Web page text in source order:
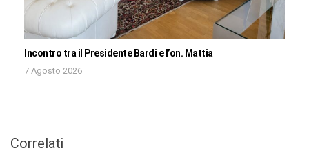
Incontro tra il Presidente Bardi e l’on. Mattia
7 Agosto 2026
Correlati